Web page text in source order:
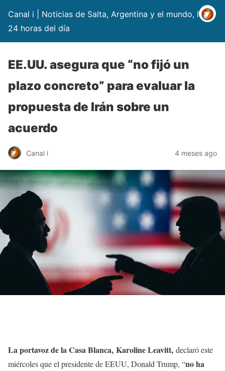
Canal i | Noticias de Salta, Argentina y el mundo, las
24 horas del día
EE.UU. asegura que “no fijó un
plazo concreto” para evaluar la
propuesta de Irán sobre un
acuerdo
Canal i 4 meses ago
La portavoz de la Casa Blanca, Karoline Leavitt, declaró este
miércoles que el presidente de EEUU, Donald Trump, “no ha